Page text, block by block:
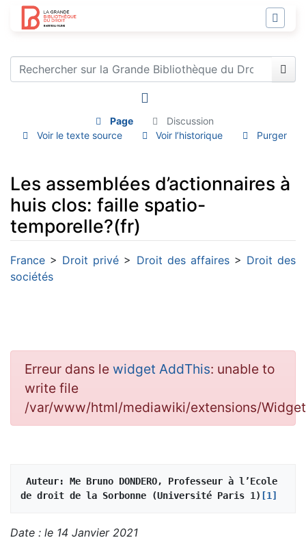
Page
Discussion
Voir le texte source
Voir l’historique Purger
Les assemblées d’actionnaires à
huis clos: faille spatio-
temporelle?(fr)
Aller à : navigation,rechercher
France > Droit privé > Droit des affaires> Droit des
sociétés
Erreur dans le widget AddThis: unable to
write file
/var/www/html/mediawiki/extensions/
Auteur: Me Bruno DONDERO, Professeur à l’Ecole
de droit de la Sorbonne (Université Paris 1) [1]
Date : le 14 Janvier 2021